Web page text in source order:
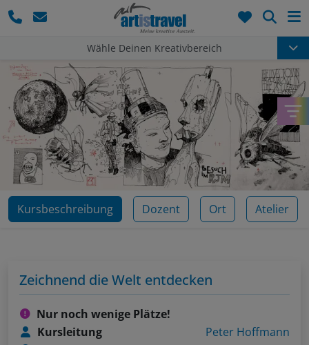
Wähle Deinen Kreativbereich
Kursbeschreibung Dozent Ort Atelier
Zeichnend die Welt entdecken
Nur noch wenige Plätze!
Kursleitung
Peter Hoffmann